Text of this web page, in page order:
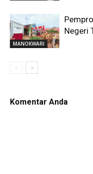
MANOKWARI
Negeri
Komentar Anda